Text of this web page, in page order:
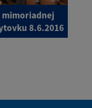
mimoriadnej
8.6.2016